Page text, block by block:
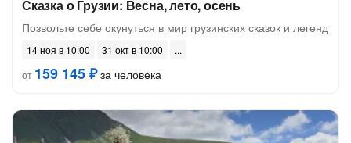
Сказка о Грузии: Весна, лето, осень
Позвольте себе окунуться в мир грузинских сказок и легенд
14 ноя в 10:00
31 окт в 10:00
от 159 145 ₽за человека